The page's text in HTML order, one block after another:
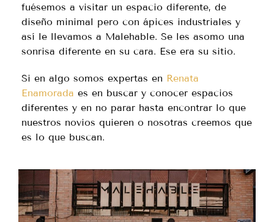
fuésemos a visitar un espacio diferente, de
diseño minimal pero con ápices industriales y
así le llevamos a Malehable. Se les asomo una
sonrisa diferente en su cara. Ese era su sitio.
Si en algo somos expertas en Renata
Enamorada es en buscar y conocer espacios
diferentes y en no parar hasta encontrar lo que
nuestros novios quieren o nosotras creemos que
es lo que buscan.